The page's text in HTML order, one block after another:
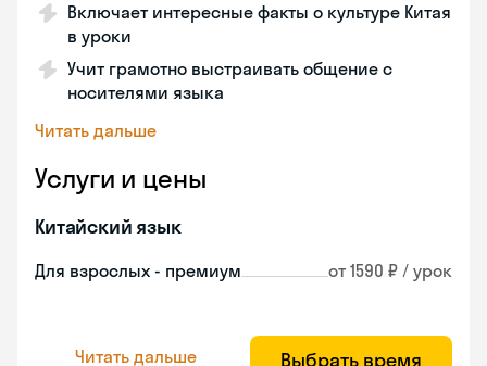
Включает интересные факты о культуре Китая
в уроки
Учит грамотно выстраивать общение с
носителями языка
Читать дальше
Услуги и цены
Китайский язык
Для взрослых - премиум от 1590 ₽ / урок
Читать дальше Выбрать время